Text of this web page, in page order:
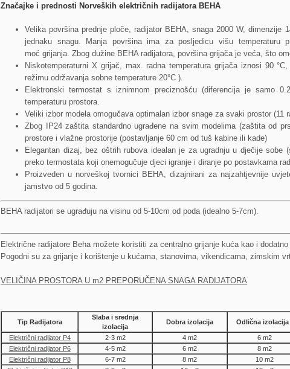
Značajke i prednosti Norveških električnih radijatora BEHA
Velika površina prednje ploče, radijator BEHA, snaga 2000 W,
jednaku snagu. Manja površina ima za posljedicu višu temperaturu
moć grijanja. Zbog dužine BEHA radijatora, površina grijača je veća, što
Niskotemperaturni X grijač, max. radna temperatura grijača iznosi 90
režimu održavanja sobne temperature 20°C ).
Elektronski termostat s iznimnom preciznošću (diferencija je samo
temperaturu prostora.
Veliki izbor modela omogučava optimalan izbor snage za svaki prostor (11
Zbog IP24 zaštita standardno ugrađene na svim modelima (zaštita od
prostore i vlažne prostorije (postavljanje 60 cm od tuš kabine ili kade)
Elegantan dizaj, bez oštrih rubova idealan je za ugradnju u dječije sobe
preko termostata koji onemogučuje djeci igranje i diranje po postavkama
Proizveden u norveškoj tvornici BEHA, dizajnirani za najzahtjevnije
jamstvo od 5 godina.
BEHA radijatori se ugrađuju na visinu od 5-10cm od poda (idealno 5-7cm).
Električne radijatore Beha možete koristiti za centralno grijanje kuća kao i dodatno
Pogodni su za grijanje i korištenje u kućama, stanovima, vikendicama, zimskim
VELIČINA PROSTORA U m2 PREPORUČENA SNAGA RADIJATORA
Tip Radijatora
Slaba i srednja
izolacija
Dobra izolacija Odlična izolacija
Električni radijator P4 2-3 m2 4 m2
6 m2
Električni radijator P6
4-5 m2 6 m2
8 m2
Električni radijator P8
6-7 m2 8 m2
10 m2